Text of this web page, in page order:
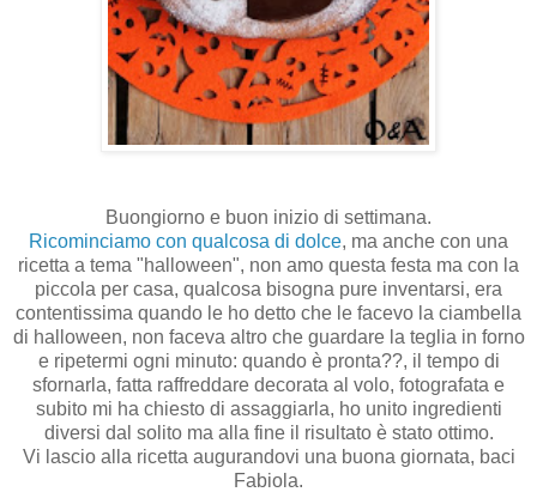
Buongiorno e buon inizio di settimana.
Ricominciamo con qualcosa di dolce, ma anche con una
ricetta a tema "halloween", non amo questa festa ma con la
piccola per casa, qualcosa bisogna pure inventarsi, era
contentissima quando le ho detto che le facevo la ciambella
di halloween, non faceva altro che guardare la teglia in forno
e ripetermi ogni minuto: quando è pronta??, il tempo di
sfornarla, fatta raffreddare decorata al volo, fotografata e
subito mi ha chiesto di assaggiarla, ho unito ingredienti
diversi dal solito ma alla fine il risultato è stato ottimo.
Vi lascio alla ricetta augurandovi una buona giornata, baci
Fabiola.